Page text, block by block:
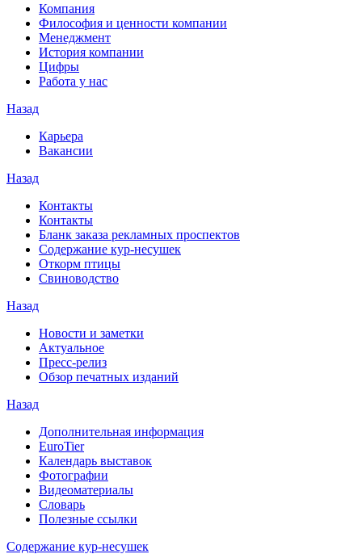
Компания
Философия и ценности компании
Менеджмент
История компании
Цифры
Работа у нас
Назад
Карьера
Вакансии
Назад
Контакты
Контакты
Бланк заказа рекламных проспектов
Содержание кур-несушек
Откорм птицы
Свиноводство
Назад
Новости и заметки
Актуальное
Пресс-релиз
Обзор печатных изданий
Назад
Дополнительная информация
EuroTier
Календарь выставок
Фотографии
Видеоматериалы
Словарь
Полезные ссылки
Содержание кур-несушек